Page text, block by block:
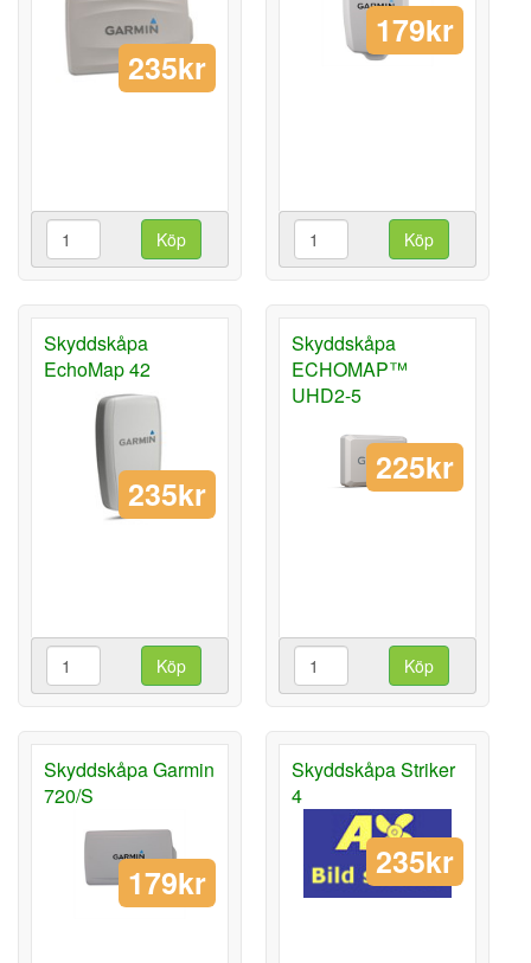
235kr
Köp
179kr
Köp
Skyddskåpa
EchoMap 42
235kr
Köp
Skyddskåpa
ECHOMAP™
UHD2-5
225kr
Köp
Skyddskåpa Garmin
720/S
179kr
Skyddskåpa Striker
4
235kr